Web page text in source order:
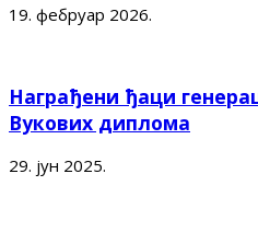
19. фебруар 2026.
Награђени ђаци
Вукових диплома
29. јун 2025.